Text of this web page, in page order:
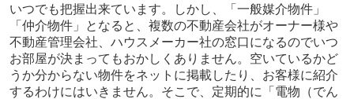
いつでも把握出来ています。しかし、「一般媒介物件」
「仲介物件」となると、複数の不動産会社がオーナー様や
不動産管理会社、ハウスメーカー社の窓口になるのでいつ
お部屋が決まってもおかしくありません。空いているかど
うか分からない物件をネットに掲載したり、お客様に紹介
するわけにはいきません。そこで、定期的に「電物（でん